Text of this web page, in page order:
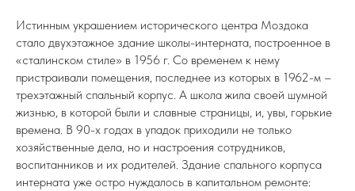
Истинным украшением исторического центра Моздока
стало двухэтажное здание школы-интерната, построенное в
«сталинском стиле» в 1956 г. Со временем к нему
пристраивали помещения, последнее из которых в 1962-м –
трехэтажный спальный корпус. А школа жила своей шумной
жизнью, в которой были и славные страницы, и, увы, горькие
времена. В 90-х годах в упадок приходили не только
хозяйственные дела, но и настроения сотрудников,
воспитанников и их родителей. Здание спального корпуса
интерната уже остро нуждалось в капитальном ремонте: